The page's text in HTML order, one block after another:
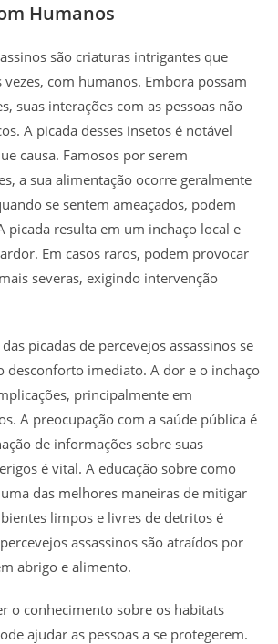
Humanos
são criaturas intrigantes que
com humanos. Embora possam
suas interações com as pessoas não
A picada desses insetos é notável
causa. Famosos por serem
a sua alimentação ocorre geralmente
se sentem ameaçados, podem
picada resulta em um inchaço local e
Em casos raros, podem provocar
severas, exigindo intervenção
picadas de percevejos assassinos se
desconforto imediato. A dor e o inchaço
principalmente em
A preocupação com a saúde pública é
de informações sobre suas
é vital. A educação sobre como
das melhores maneiras de mitigar
limpos e livres de detritos é
assassinos são atraídos por
abrigo e alimento.
o conhecimento sobre os habitats
ajudar as pessoas a se protegerem.